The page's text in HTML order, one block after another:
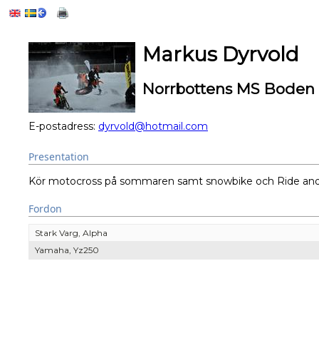
Markus Dyrvold
Norrbottens MS Boden
E-postadress: dyrvold@hotmail.com
Presentation
Kör motocross på sommaren samt snowbike och Ride
Fordon
Stark Varg, Alpha
Yamaha, Yz250